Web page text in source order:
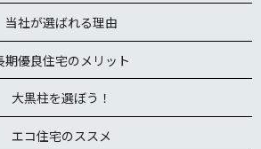
当社が選ばれる理由
期優良住宅のメリット
大黒柱を選ぼう！
エコ住宅のススメ